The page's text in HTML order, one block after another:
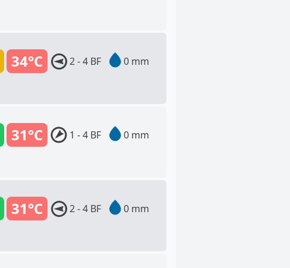
34°C 2 - 4 BF 0 mm
31°C 1 - 4 BF 0 mm
31°C 2 - 4 BF 0 mm